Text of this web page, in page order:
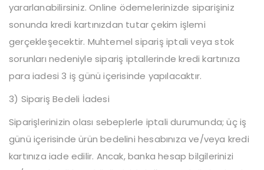
yararlanabilirsiniz. Online ödemelerinizde siparişiniz
sonunda kredi kartınızdan tutar çekim işlemi
gerçekleşecektir. Muhtemel sipariş iptali veya stok
sorunları nedeniyle sipariş iptallerinde kredi kartınıza
para iadesi 3 iş günü içerisinde yapılacaktır.
3) Sipariş Bedeli İadesi
Siparişlerinizin olası sebeplerle iptali durumunda; üç iş
günü içerisinde ürün bedelini hesabınıza ve/veya kredi
kartınıza iade edilir. Ancak, banka hesap bilgilerinizi